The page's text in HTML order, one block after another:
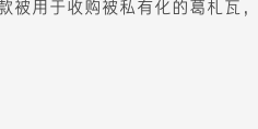
用于收购被私有化的葛札瓦，